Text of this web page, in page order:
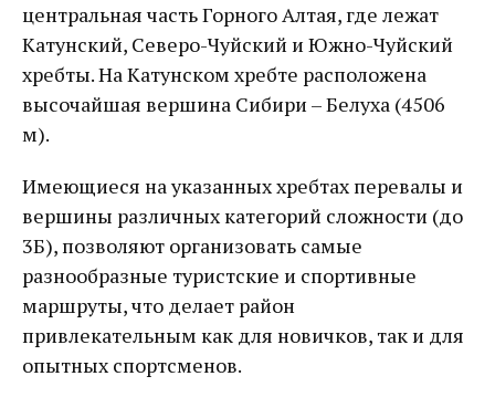
центральная часть Горного Алтая, где лежат
Катунский, Северо-Чуйский и Южно-Чуйский
хребты. На Катунском хребте расположена
высочайшая вершина Сибири – Белуха (4506
м).
Имеющиеся на указанных хребтах перевалы и
вершины различных категорий сложности (до
3Б), позволяют организовать самые
разнообразные туристские и спортивные
маршруты, что делает район
привлекательным как для новичков, так и для
опытных спортсменов.